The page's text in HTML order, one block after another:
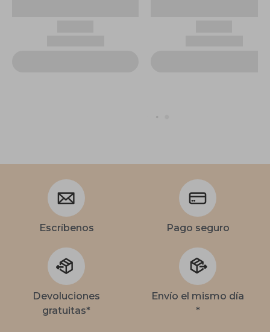
Escríbenos Pago seguro
Devoluciones
gratuitas*
Envío el mismo día
*